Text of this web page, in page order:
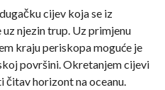
cijev koja se iz
njezin trup. Uz primjenu
kraju periskopa moguće je
površini. Okretanjem cijevi
horizont na oceanu.